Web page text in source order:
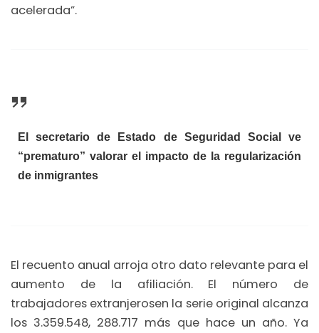
acelerada”.
El secretario de Estado de Seguridad Social ve
“prematuro” valorar el impacto de la regularización
de inmigrantes
El recuento anual arroja otro dato relevante para el
aumento de la afiliación. El número de
trabajadores extranjerosen la serie original alcanza
los 3.359.548, 288.717 más que hace un año. Ya